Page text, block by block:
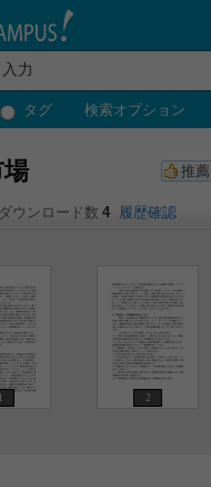
タグ 検索オプション
推薦
ダウンロード数 4 履歴確認
1 2